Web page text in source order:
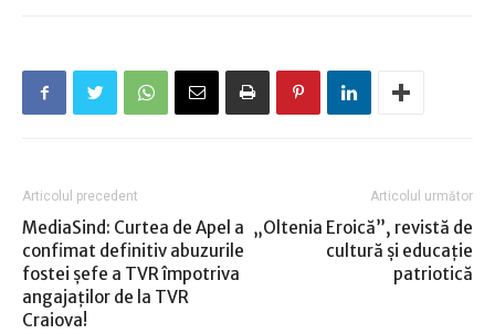
Articolul precedent
MediaSind: Curtea de Apel a
confimat definitiv abuzurile
fostei şefe a TVR împotriva
angajaţilor de la TVR
Craiova!
Articolul următor
„Oltenia Eroică”, revistă de
cultură și educație
patriotică